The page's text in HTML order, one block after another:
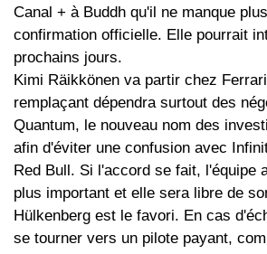
Canal + à Buddh qu'il ne manque
confirmation officielle. Elle pourrait
prochains jours.
Kimi Räikkönen va partir chez
remplaçant dépendra surtout des
Quantum, le nouveau nom des
afin d'éviter une confusion avec
Red Bull. Si l'accord se fait, l'équipe
plus important et elle sera libre de
Hülkenberg est le favori. En cas
se tourner vers un pilote payant,